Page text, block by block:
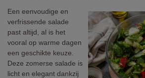
Een eenvoudige en
verfrissende salade
past altijd, al is het
vooral op warme dagen
een geschikte keuze.
Deze zomerse salade is
licht en elegant dankzij